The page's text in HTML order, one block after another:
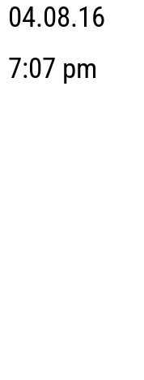
04.08.16
7:07 pm